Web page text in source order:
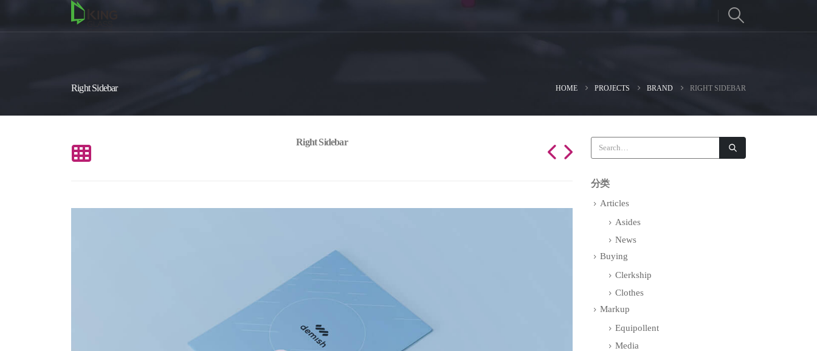
Right Sidebar HOME PROJECTS BRAND RIGHT SIDEBAR
Right Sidebar
分类
Articles
Asides
News
Buying
Clerkship
Clothes
Markup
Equipollent
Media